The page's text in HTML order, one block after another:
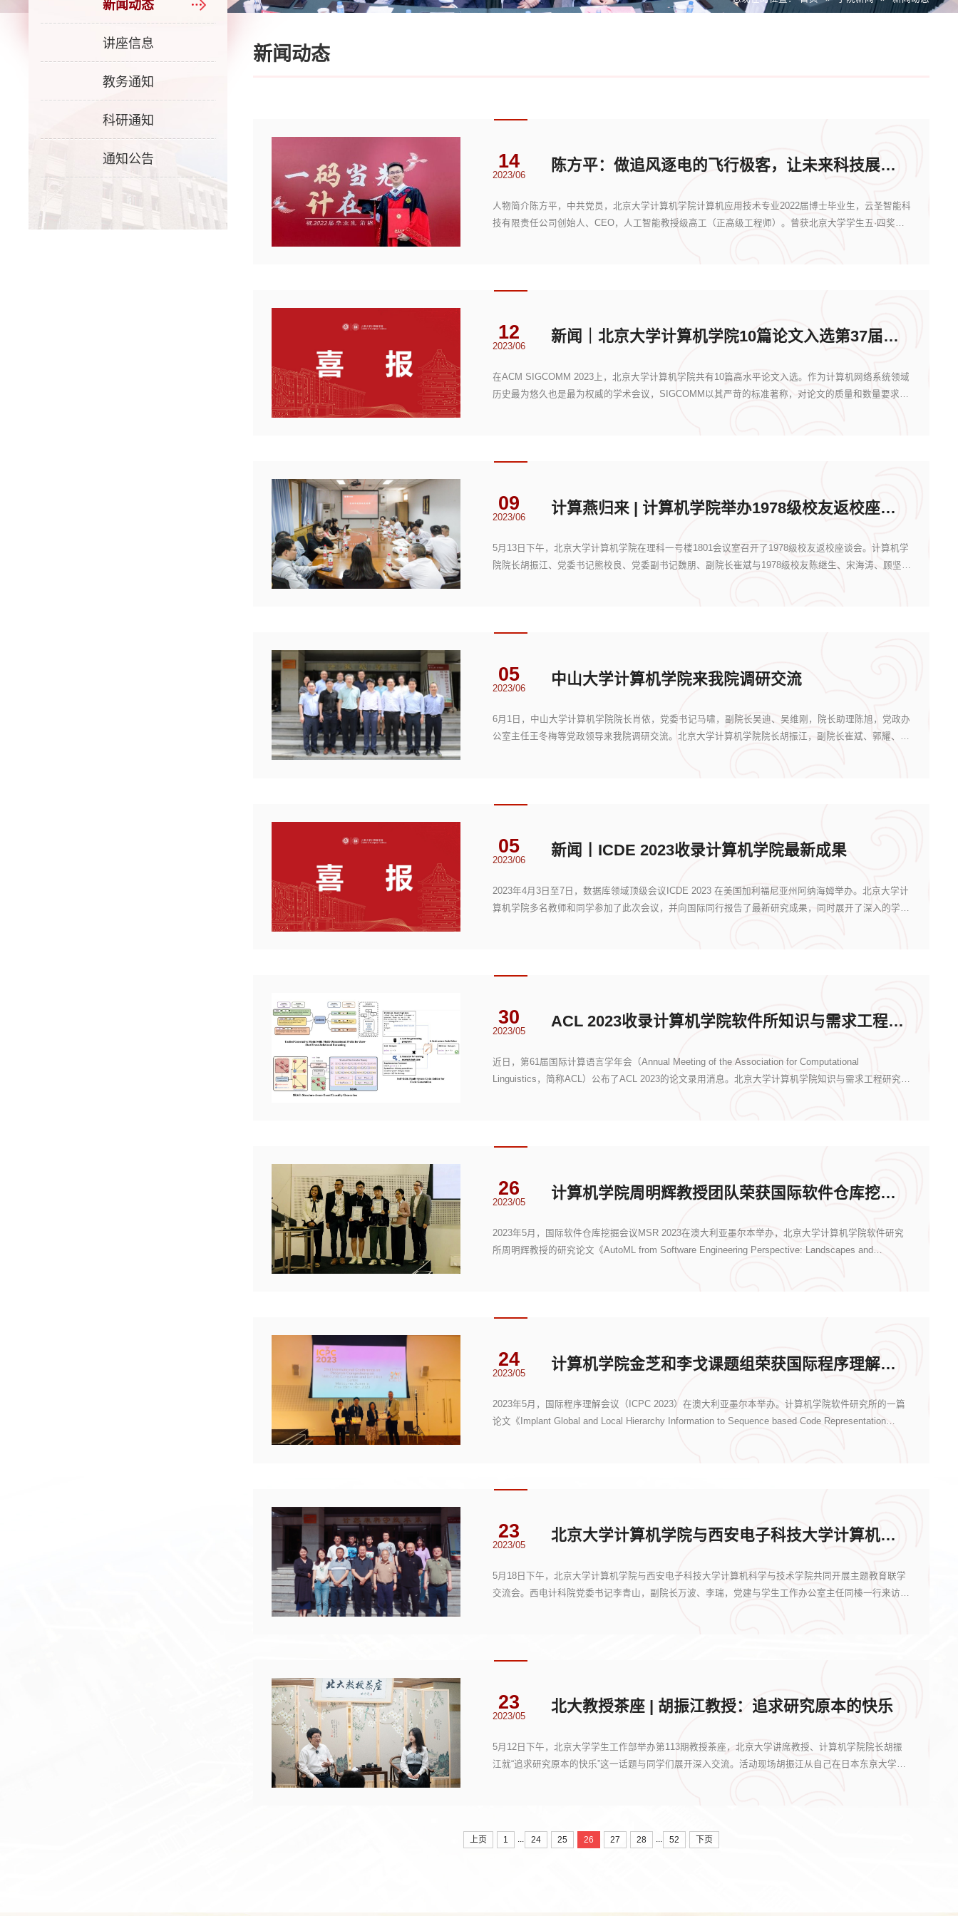
新闻动态
讲座信息
教务通知
科研通知
通知公告
新闻动态
14
2023/06
陈方平：做追风逐电的飞行极客，让未来科技展现东方韵味
人物简介陈方平，中共党员，北京大学计算机学院计算机应用技术专业2022届博士毕业生，云圣智能科
技有限责任公司创始人、CEO，人工智能教授级高工（正高级工程师）。曾获北京大学学生五·四奖章
12
2023/06
新闻｜北京大学计算机学院10篇论文入选第37届计算机网络系统顶级会议ACM SIGCOMM
在ACM SIGCOMM 2023上，北京大学计算机学院共有10篇高水平论文入选。作为计算机网络系统领域
历史最为悠久也是最为权威的学术会议，SIGCOMM以其严苛的标准著称，对论文的质量和数量要求极
09
2023/06
计算燕归来 | 计算机学院举办1978级校友返校座谈会
5月13日下午，北京大学计算机学院在理科一号楼1801会议室召开了1978级校友返校座谈会。计算机学
院院长胡振江、党委书记熊校良、党委副书记魏朋、副院长崔斌与1978级校友陈继生、宋海涛、顾坚、
05
2023/06
中山大学计算机学院来我院调研交流
6月1日，中山大学计算机学院院长肖侬，党委书记马啸，副院长吴迪、吴维刚，院长助理陈旭，党政办
公室主任王冬梅等党政领导来我院调研交流。北京大学计算机学院院长胡振江，副院长崔斌、郭耀、周
05
2023/06
新闻丨ICDE 2023收录计算机学院最新成果
2023年4月3日至7日，数据库领域顶级会议ICDE 2023 在美国加利福尼亚州阿纳海姆举办。北京大学计
算机学院多名教师和同学参加了此次会议，并向国际同行报告了最新研究成果，同时展开了深入的学术
30
2023/05
ACL 2023收录计算机学院软件所知识与需求工程研究室最新成果
近日，第61届国际计算语言学年会（Annual Meeting of the Association for Computational
Linguistics，简称ACL）公布了ACL 2023的论文录用消息。北京大学计算机学院知识与需求工程研究室
26
2023/05
计算机学院周明辉教授团队荣获国际软件仓库挖掘会议（MSR 2023）ACM SIGSOFT杰出论...
2023年5月，国际软件仓库挖掘会议MSR 2023在澳大利亚墨尔本举办，北京大学计算机学院软件研究
所周明辉教授的研究论文《AutoML from Software Engineering Perspective: Landscapes and
24
2023/05
计算机学院金芝和李戈课题组荣获国际程序理解会议（ICPC 2023）ACM SIGSOFT杰出论...
2023年5月，国际程序理解会议（ICPC 2023）在澳大利亚墨尔本举办。计算机学院软件研究所的一篇
论文《Implant Global and Local Hierarchy Information to Sequence based Code Representation
23
2023/05
北京大学计算机学院与西安电子科技大学计算机科学与技术学院共同开展主题教育联学...
5月18日下午，北京大学计算机学院与西安电子科技大学计算机科学与技术学院共同开展主题教育联学
交流会。西电计科院党委书记李青山，副院长万波、李瑞，党建与学生工作办公室主任同榛一行来访北
23
2023/05
北大教授茶座 | 胡振江教授：追求研究原本的快乐
5月12日下午，北京大学学生工作部举办第113期教授茶座，北京大学讲席教授、计算机学院院长胡振
江就“追求研究原本的快乐”这一话题与同学们展开深入交流。活动现场胡振江从自己在日本东京大学的
上页 1 ... 24 25 26 27 28 ... 52 下页